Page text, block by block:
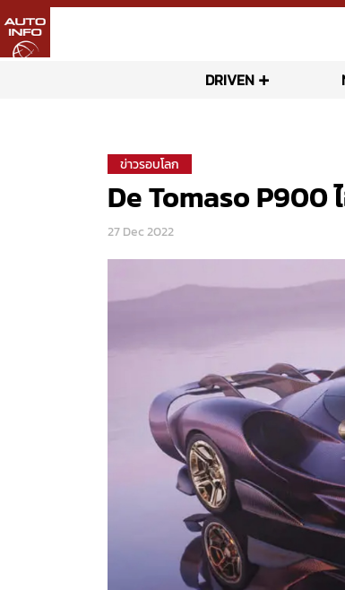
DRIVEN
ข่าวรอบโลก
De Tomaso P900
27 Dec 2022